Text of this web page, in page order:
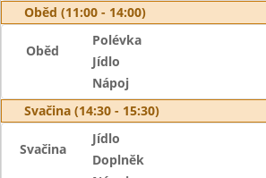
Oběd (11:00 - 14:00)
Oběd
Polévka
Jídlo
Nápoj
Svačina (14:30 - 15:30)
Svačina
Jídlo
Doplněk